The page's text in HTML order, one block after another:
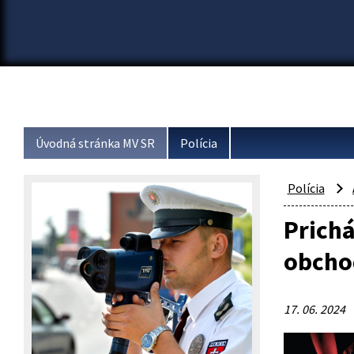
Úvodná stránka MV SR Polícia
Polícia
17. 06. 2024